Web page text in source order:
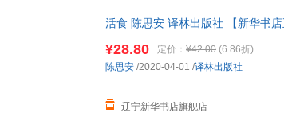
活食 陈思安 译林出版社 【新华书店
¥28.80 定价： ¥42.00 (6.86折)
辽宁新华书店旗舰店
陈思安 /2020-04-01 /译林出版社